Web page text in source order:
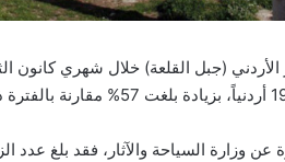
وزارة السياحة والآثار، فقد بلغ عدد